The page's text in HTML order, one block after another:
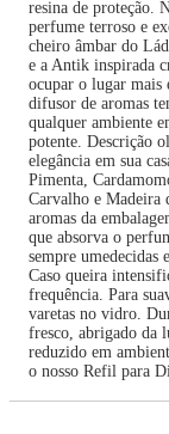
resina de proteção.
perfume terroso e
cheiro âmbar do
e a Antik inspirada
ocupar o lugar mais
difusor de aromas
qualquer ambiente
potente. Descrição
elegância em sua
Pimenta,
Carvalho e Madeira
aromas da
que absorva o
sempre umedecidas
Caso queira
frequência. Para
varetas no vidro.
fresco, abrigado da
reduzido em
o nosso Refil para